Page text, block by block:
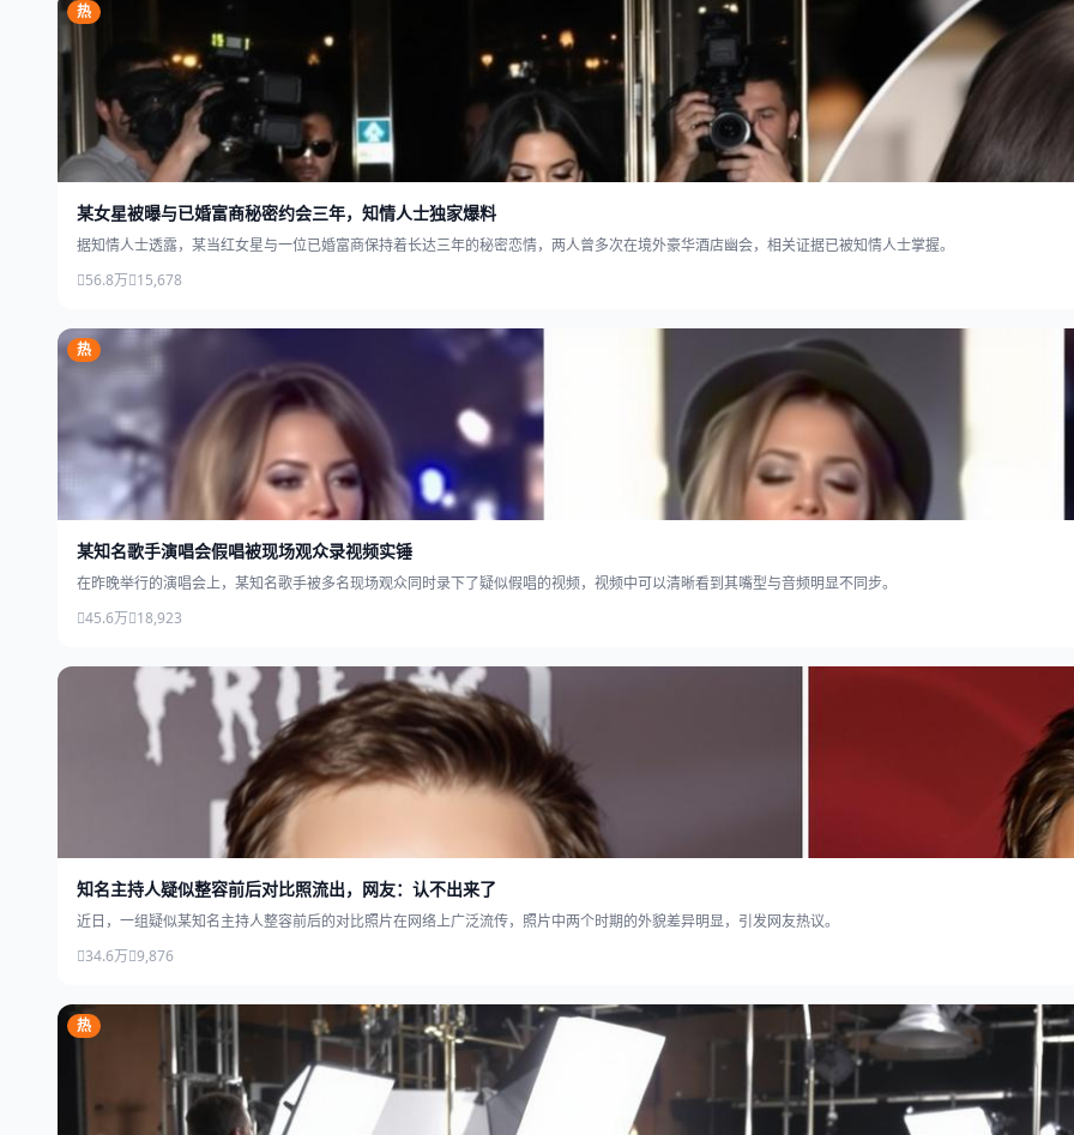
热
某女星被曝与已婚富商秘密约会三年，知情人士独家爆料
据知情人士透露，某当红女星与一位已婚富商保持着长达三年的秘密恋情，两人曾多次在境外豪华酒店幽会，相关证据已被知情人士掌握。
56.8万 15,678
热
某知名歌手演唱会假唱被现场观众录视频实锤
在昨晚举行的演唱会上，某知名歌手被多名现场观众同时录下了疑似假唱的视频，视频中可以清晰看到其嘴型与音频明显不同步。
45.6万 18,923
知名主持人疑似整容前后对比照流出，网友：认不出来了
近日，一组疑似某知名主持人整容前后的对比照片在网络上广泛流传，照片中两个时期的外貌差异明显，引发网友热议。
34.6万 9,876
热